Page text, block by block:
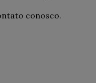
conosco.